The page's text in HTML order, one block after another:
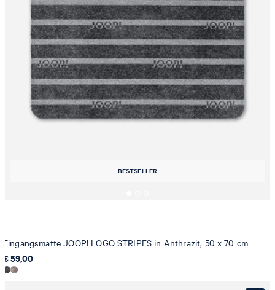
BESTSELLER
Eingangsmatte JOOP! LOGO STRIPES in Anthrazit, 50 x 70 cm
€ 59,00